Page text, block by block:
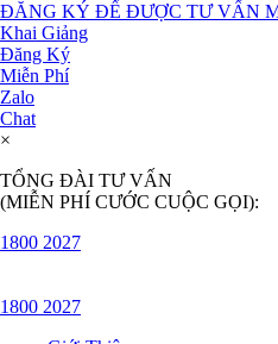
ĐĂNG KÝ ĐỂ ĐƯỢC TƯ VẤN
Khai Giảng
Đăng Ký
Miễn Phí
Zalo
Chat
×
TỔNG ĐÀI TƯ VẤN
(MIỄN PHÍ CƯỚC CUỘC GỌI):
1800 2027
1800 2027